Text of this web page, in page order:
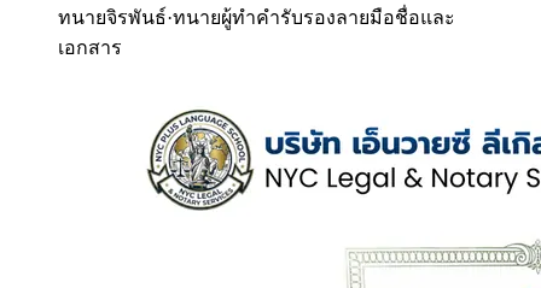
ทนายจิรพันธ์·ทนายผู้ทำคำรับรองลายมือชื่อและ
เอกสาร